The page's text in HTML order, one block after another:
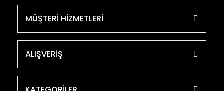
MÜŞTERİ HİZMETLERİ
ALIŞVERİŞ